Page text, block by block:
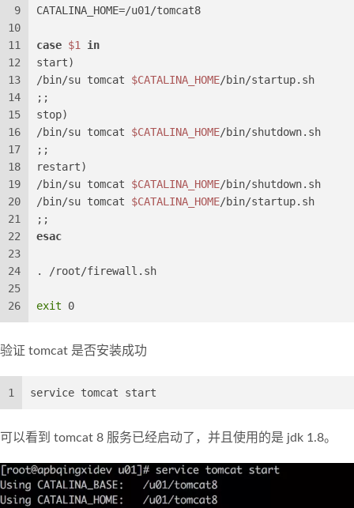
9
10
11
12
13
14
15
16
17
18
19
20
21
22
23
24
25
26
CATALINA_HOME=/u01/tomcat8
case $1
in
start)
/bin/su tomcat $CATALINA_HOME/bin/startup.sh
;;
stop)
/bin/su tomcat $CATALINA_HOME/bin/shutdown.sh
;;
restart)
/bin/su tomcat $CATALINA_HOME/bin/shutdown.sh
/bin/su tomcat $CATALINA_HOME/bin/startup.sh
;;
esac
. /root/firewall.sh
exit 0
验证 tomcat 是否安装成功
1 service tomcat start
可以看到 tomcat 8 服务已经启动了，并且使用的是 jdk 1.8。